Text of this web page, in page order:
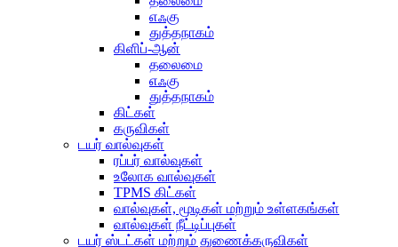
எஃகு
துத்தநாகம்
கிளிப்-ஆன்
தலைமை
எஃகு
துத்தநாகம்
கிட்கள்
கருவிகள்
டயர் வால்வுகள்
ரப்பர் வால்வுகள்
உலோக வால்வுகள்
TPMS கிட்கள்
வால்வுகள், மூடிகள் மற்றும் உள்ளகங்கள்
வால்வுகள் நீட்டிப்புகள்
டயர் ஸ்டட்கள் மற்றும் துணைக்கருவிகள்